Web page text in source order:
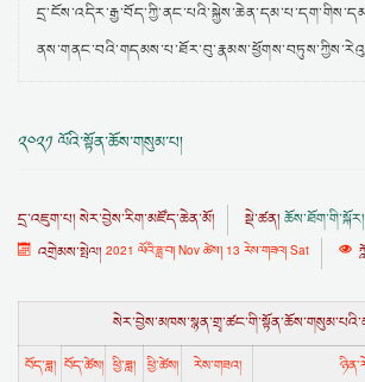
༢༠༢༡ ལོའི་སྟོན་ཆོས་གསུམ་པ།
དྲ་འཇུག་པ། སེར་བྱེས་རིག་མཛོད་ཆེན་མོ། སྡེ་ཚན། ཆོས་ཐོག་གི་སྐོར།
འགྲེམས་སྤེལ། 2021 ལོའི་ཟླ་བ། Nov ཚེས། 13 རེས་གཟའ། Sat
བོད་ཟླ། བོད་ཚེས། ཕྱི་ཟླ། ཕྱི་ཚེས། རེས་གཟའ།